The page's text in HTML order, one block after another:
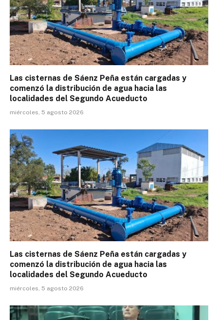
Las cisternas de Sáenz Peña están cargadas y
comenzó la distribución de agua hacia las
localidades del Segundo Acueducto
miércoles, 5 agosto 2026
Las cisternas de Sáenz Peña están cargadas y
comenzó la distribución de agua hacia las
localidades del Segundo Acueducto
miércoles, 5 agosto 2026